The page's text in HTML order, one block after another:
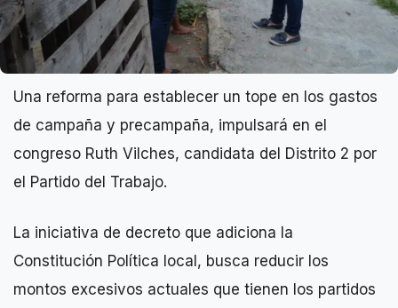
Una reforma para establecer un tope en los gastos
de campaña y precampaña, impulsará en el
congreso Ruth Vilches, candidata del Distrito 2 por
el Partido del Trabajo.
La iniciativa de decreto que adiciona la
Constitución Política local, busca reducir los
montos excesivos actuales que tienen los partidos